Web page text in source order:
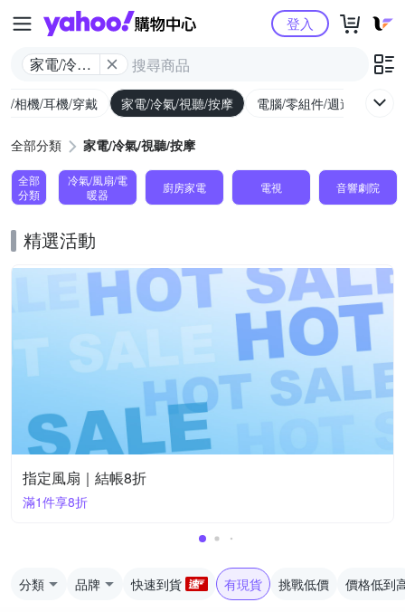
Yahoo購物中心
家電/冷氣/
登入
/相機/耳機/穿戴 家電/冷氣/視聽/按摩 電腦/零組件/週邊/遊戲
全部分類 家電/冷氣/視聽/按摩
全部
分類
冷氣/風扇/電
暖器
廚房家電 電視 音響劇院
精選活動
指定風扇｜結帳8折
滿1件享8折
分類 品牌 快速到貨 有現貨 挑戰低價 價格低到